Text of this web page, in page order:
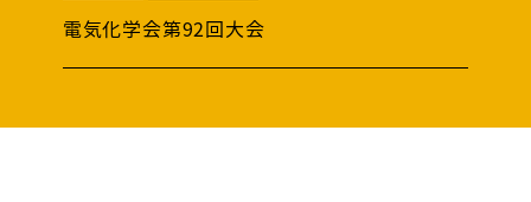
電気化学会第92回大会